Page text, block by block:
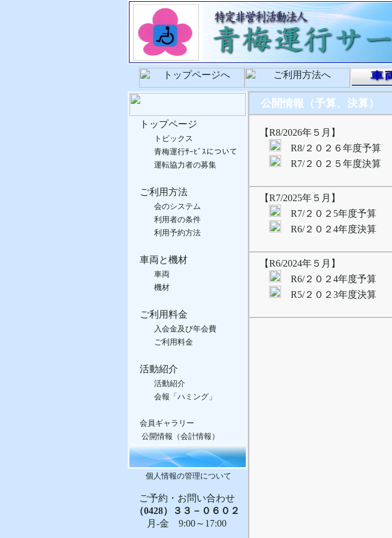
トップページ
トピックス
青梅運行ｻｰﾋﾞｽについて
運転協力者の募集
ご利用方法
会のシステム
利用者の条件
利用予約方法
車両と機材
車両
機材
ご利用料金
入会金及び年会費
ご利用料金
活動紹介
活動紹介
会報「ハミング」
会員ギャラリー
公開情報（会計情報）
個人情報の管理について
ご予約・お問い合わせ
（0428）３３－０６０２
月-金 9:00～17:00
公開情報（予算、決算）
【R8/2026年５月】
R8/２０２６年度予算
R7/２０２５年度決算
【R7/2025年５月】
R7/２０２5年度予算
R6/２０２4年度決算
【R6/2024年５月】
R6/２０２4年度予算
R5/２０２3年度決算